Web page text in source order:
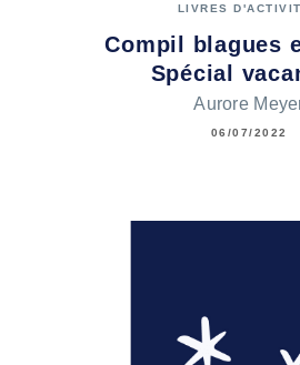
LIVRES
Compil blagues
Spécial
Aurore
06/07/2022